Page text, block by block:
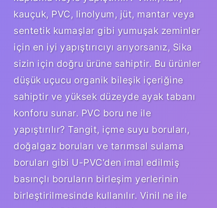
kauçuk, PVC, linolyum, jüt, mantar veya
sentetik kumaşlar gibi yumuşak zeminler
için en iyi yapıştırıcıyı arıyorsanız, Sika
sizin için doğru ürüne sahiptir. Bu ürünler
düşük uçucu organik bileşik içeriğine
sahiptir ve yüksek düzeyde ayak tabanı
konforu sunar. PVC boru ne ile
yapıştırılır? Tangit, içme suyu boruları,
doğalgaz boruları ve tarımsal sulama
boruları gibi U-PVC’den imal edilmiş
basınçlı boruların birleşim yerlerinin
birleştirilmesinde kullanılır. Vinil ne ile